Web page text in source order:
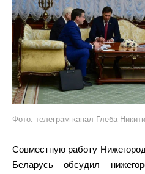
Фото: телеграм-канал Глеба
Совместную работу
Беларусь обсудил